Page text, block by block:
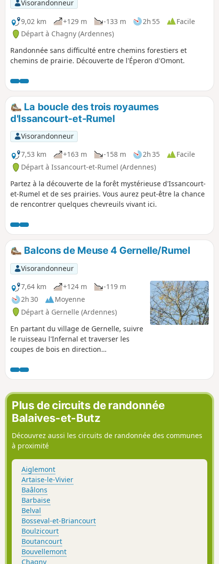
Visorandonneur
9,02 km
+129 m -133 m 2h 55
Facile
Départ à Chagny (Ardennes)
Randonnée sans difficulté entre chemins forestiers et
chemins de prairie. Découverte de l'Éperon d'Omont.
La boucle des trois royaumes
d'Issancourt-et-Rumel
Visorandonneur
7,53 km
+163 m -158 m 2h 35
Facile
Départ à Issancourt-et-Rumel (Ardennes)
Partez à la découverte de la forêt mystérieuse d'Issancourt-
et-Rumel et de ses prairies. Vous aurez peut-être la chance
de rencontrer quelques chevreuils vivant ici.
Balcons de Meuse 4 Gernelle/Rumel
Visorandonneur
7,64 km
+124 m
-119 m
2h 30
Moyenne
Départ à Gernelle (Ardennes)
En partant du village de Gernelle, suivre
le ruisseau l'Infernal et traverser les
coupes de bois en direction
remonter par Rumel vers le Calvaire de
Gernelle et l'une des plus belles vallées
du canton.
Plus de circuits de randonnée
Balaives-et-Butz
Découvrez aussi les circuits de randonnée des communes
à proximité
Aiglemont
Artaise-le-Vivier
Baâlons
Barbaise
Belval
Bosseval-et-Briancourt
Boulzicourt
Boutancourt
Bouvellemont
Chagny